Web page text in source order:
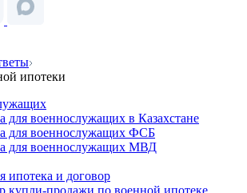
ипотеки
для военнослужащих в Казахстане
для военнослужащих ФСБ
для военнослужащих МВД
ипотека и договор
купли-продажи по военной ипотеке